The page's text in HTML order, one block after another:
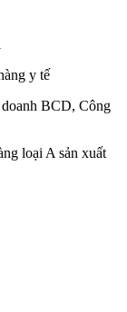
y tế
BCD, Công
loại A sản xuất